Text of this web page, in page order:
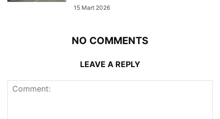
15 Mart 2026
NO COMMENTS
LEAVE A REPLY